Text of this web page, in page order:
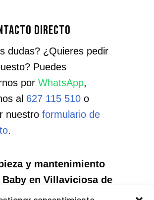
directo
dudas? ¿Quieres pedir
Puedes
por WhatsApp,
al 627 115 510o
nuestro formulario de
.
y mantenimiento
Baby en Villaviciosa de
servicio que necesitas,